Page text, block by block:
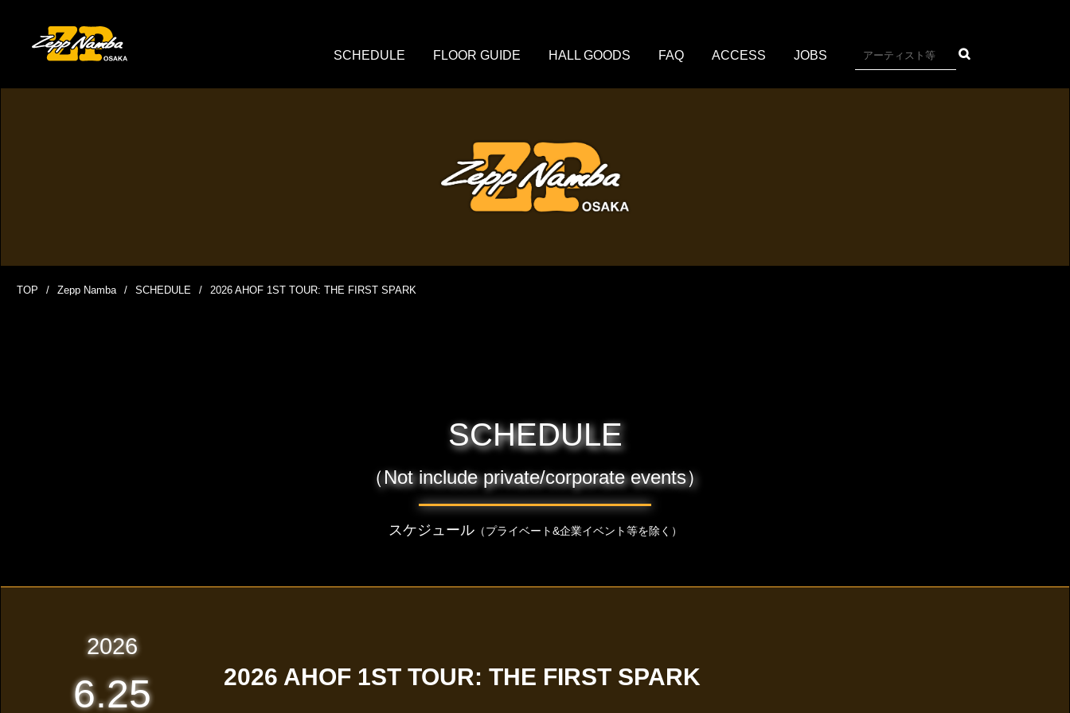
SCHEDULE FLOOR GUIDE HALL GOODS FAQ ACCESS JOBS
TOP Zepp Namba SCHEDULE 2026 AHOF 1ST TOUR: THE FIRST SPARK
SCHEDULE
（Not include private/corporate events）
スケジュール（プライベート&企業イベント等を除く）
2026
6.25 2026 AHOF 1ST TOUR: THE FIRST SPARK